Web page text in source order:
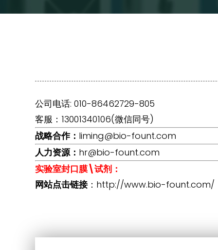
公司电话: 010-86462729-805
客服：13001340106(微信同号)
战略合作： liming@bio-fount.com
人力资源： hr@bio-fount.com
实验室封口膜\试剂：
网站点击链接： http://www.bio-fount.com/